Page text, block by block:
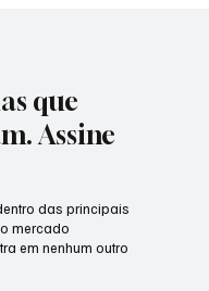
que
Assine
das principais
mercado
em nenhum outro